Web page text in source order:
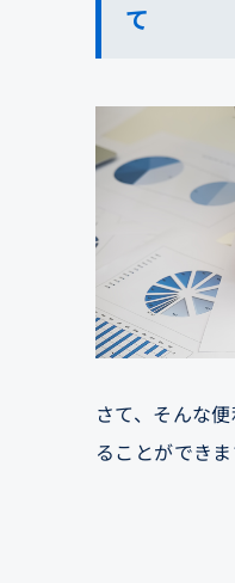
て
さて、そんな
ることができま